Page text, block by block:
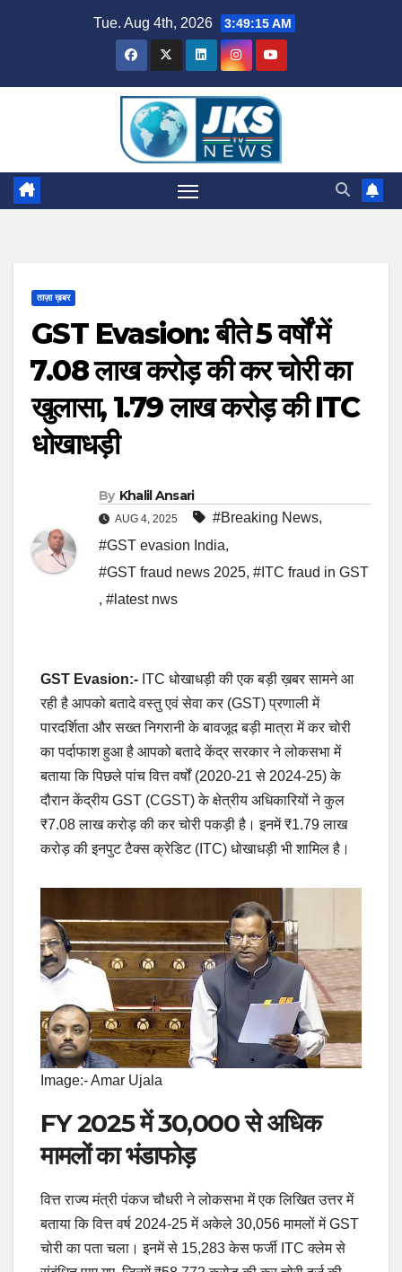
Tue. Aug 4th, 2026 3:49:16 AM
ताज़ा ख़बर
GST Evasion: बीते 5 वर्षों में
₹7.08 लाख करोड़ की कर चोरी का
खुलासा, 1.79 लाख करोड़ की ITC
धोखाधड़ी
By Khalil Ansari
AUG 4, 2025 #Breaking News,
#GST evasion India,
#GST fraud news 2025, #ITC fraud in GST
, #latest nws
GST Evasion:- ITC धोखाधड़ी की एक बड़ी ख़बर सामने आ
रही है आपको बतादे वस्तु एवं सेवा कर (GST) प्रणाली में
पारदर्शिता और सख्त निगरानी के बावजूद बड़ी मात्रा में कर चोरी
का पर्दाफाश हुआ है आपको बतादे केंद्र सरकार ने लोकसभा में
बताया कि पिछले पांच वित्त वर्षों (2020-21 से 2024-25) के
दौरान केंद्रीय GST (CGST) के क्षेत्रीय अधिकारियों ने कुल
₹7.08 लाख करोड़ की कर चोरी पकड़ी है। इनमें ₹1.79 लाख
करोड़ की इनपुट टैक्स क्रेडिट (ITC) धोखाधड़ी भी शामिल है।
Image:- Amar Ujala
FY 2025 में 30,000 से अधिक
मामलों का भंडाफोड़
वित्त राज्य मंत्री पंकज चौधरी ने लोकसभा में एक लिखित उत्तर में
बताया कि वित्त वर्ष 2024-25 में अकेले 30,056 मामलों में GST
चोरी का पता चला। इनमें से 15,283 केस फर्जी ITC क्लेम से